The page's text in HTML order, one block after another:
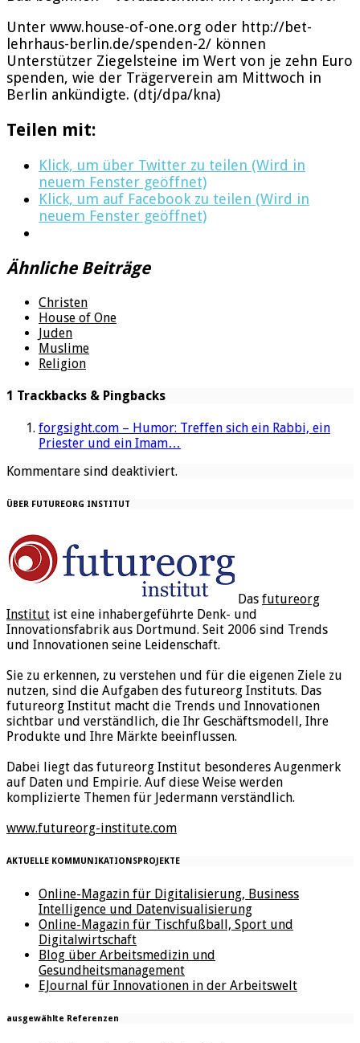
Unter www.house-of-one.org oder http://bet-
lehrhaus-berlin.de/spenden-2/ können
Unterstützer Ziegelsteine im Wert von je zehn Euro
spenden, wie der Trägerverein am Mittwoch in
Berlin ankündigte. (dtj/dpa/kna)
Teilen mit:
Klick, um über Twitter zu teilen (Wird in
neuem Fenster geöffnet)
Klick, um auf Facebook zu teilen (Wird in
neuem Fenster geöffnet)
Ähnliche Beiträge
Christen
House of One
Juden
Muslime
Religion
1 Trackbacks & Pingbacks
forgsight.com – Humor: Treffen sich ein Rabbi, ein
Priester und ein Imam…
Kommentare sind deaktiviert.
ÜBER FUTUREORG INSTITUT
Das futureorg
Institut ist eine inhabergeführte Denk- und
Innovationsfabrik aus Dortmund. Seit 2006 sind Trends
und Innovationen seine Leidenschaft.
Sie zu erkennen, zu verstehen und für die eigenen Ziele zu
nutzen, sind die Aufgaben des futureorg Instituts. Das
futureorg Institut macht die Trends und Innovationen
sichtbar und verständlich, die Ihr Geschäftsmodell, Ihre
Produkte und Ihre Märkte beeinflussen.
Dabei liegt das futureorg Institut besonderes Augenmerk
auf Daten und Empirie. Auf diese Weise werden
komplizierte Themen für Jedermann verständlich.
www.futureorg-institute.com
AKTUELLE KOMMUNIKATIONSPROJEKTE
Online-Magazin für Digitalisierung, Business
Intelligence und Datenvisualisierung
Online-Magazin für Tischfußball, Sport und
Digitalwirtschaft
Blog über Arbeitsmedizin und
Gesundheitsmanagement
EJournal für Innovationen in der Arbeitswelt
ausgewählte Referenzen